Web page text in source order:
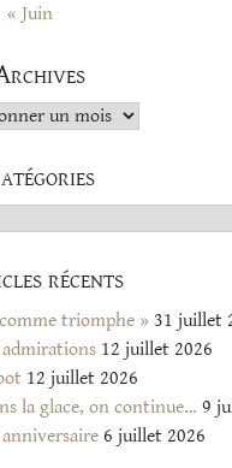
« Juin
récents
triomphe » 31 juillet
admirations 12 juillet 2026
12 juillet 2026
la glace, on continue… 9
6 juillet 2026